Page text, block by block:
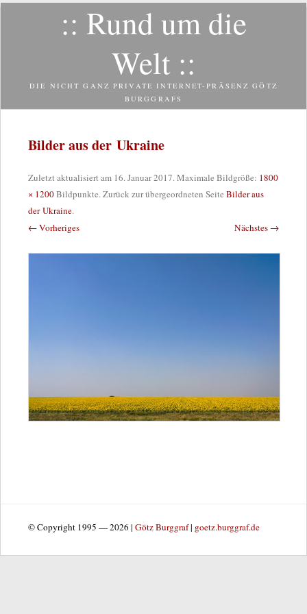
:: Rund um die
Welt ::
DIE NICHT GANZ PRIVATE INTERNET-PRÄSENZ GÖTZ
BURGGRAFS
Bilder aus der Ukraine
Zuletzt aktualisiert am 16. Januar 2017. Maximale Bildgröße: 1800
× 1200Bildpunkte. Zurück zur übergeordneten Seite Bilder aus
der Ukraine.
← Vorheriges
Nächstes →
© Copyright 1995 — 2026 | Götz Burggraf| goetz.burggraf.de